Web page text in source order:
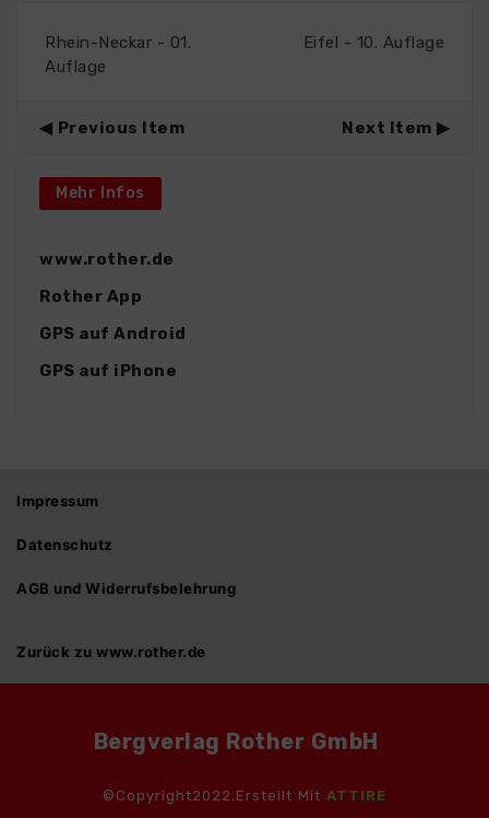
Rhein-Neckar - 01.
Auflage
Eifel - 10. Auflage
Previous Item Next Item
Mehr Infos
www.rother.de
Rother App
GPS auf Android
GPS auf iPhone
Impressum
Datenschutz
AGB und Widerrufsbelehrung
Zurück zu www.rother.de
Bergverlag Rother GmbH
©Copyright2022.Erstellt Mit ATTIRE